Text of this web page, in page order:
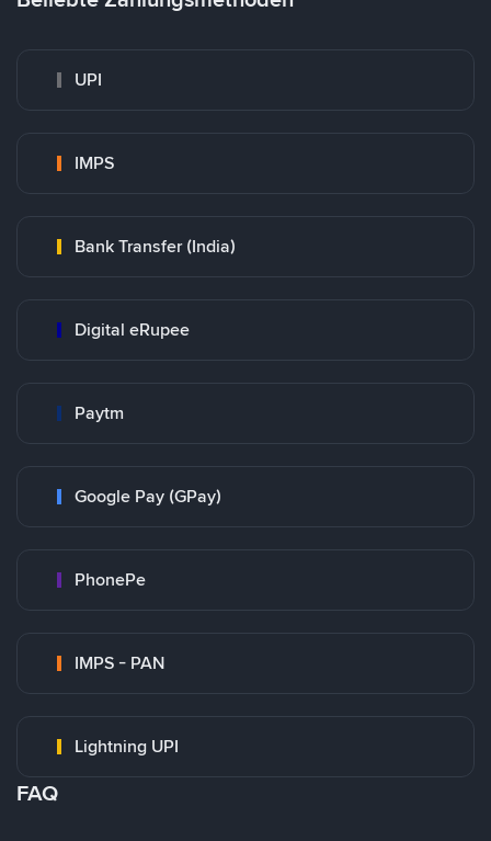
UPI
IMPS
Bank Transfer (India)
Digital eRupee
Paytm
Google Pay (GPay)
PhonePe
IMPS - PAN
Lightning UPI
FAQ